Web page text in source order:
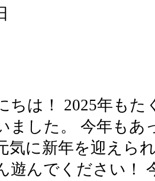
ちは！ 2025年もた
ました。 今年もあ
気に新年を迎えら
遊んでください！